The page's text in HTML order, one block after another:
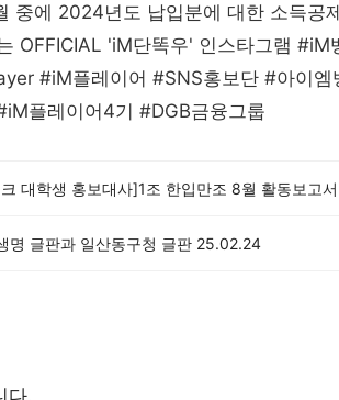
중에 2024년도 납입분에 대한 소득공
OFFICIAL 'iM단똑우' 인스타그램
#iM플레이어 #SNS홍보단 #아이
플레이어4기 #DGB금융그룹
대학생 홍보대사]1조 한입만조 8월 활동보고서
명 글판과 일산동구청 글판 25.02.24
다.